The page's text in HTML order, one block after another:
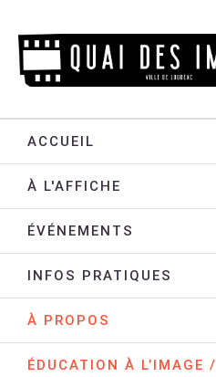
ACCUEIL
À L'AFFICHE
ÉVÉNEMENTS
INFOS PRATIQUES
À PROPOS
ÉDUCATION À L’IMAGE /